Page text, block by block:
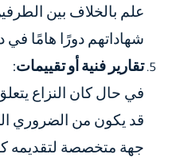
علم بالخلاف بين
شهاداتهم دورًا هامًا
تقارير فنية أو تقييمات:
في حال كان النزاع
قد يكون من الضروري
جهة متخصصة لتقديمه